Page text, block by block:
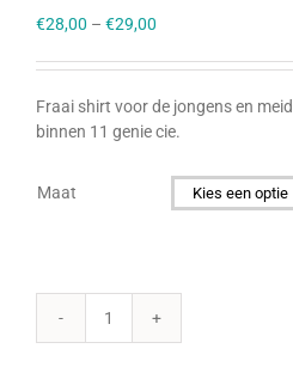
€28,00 – €29,00
Fraai shirt voor de jongens en
binnen 11 genie cie.
Maat
11